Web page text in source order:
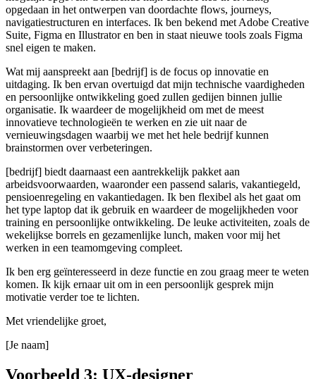
opgedaan in het ontwerpen van doordachte flows, journeys,
navigatiestructuren en interfaces. Ik ben bekend met Adobe Creative
Suite, Figma en Illustrator en ben in staat nieuwe tools zoals Figma
snel eigen te maken.
Wat mij aanspreekt aan [bedrijf] is de focus op innovatie en
uitdaging. Ik ben ervan overtuigd dat mijn technische vaardigheden
en persoonlijke ontwikkeling goed zullen gedijen binnen jullie
organisatie. Ik waardeer de mogelijkheid om met de meest
innovatieve technologieën te werken en zie uit naar de
vernieuwingsdagen waarbij we met het hele bedrijf kunnen
brainstormen over verbeteringen.
[bedrijf] biedt daarnaast een aantrekkelijk pakket aan
arbeidsvoorwaarden, waaronder een passend salaris, vakantiegeld,
pensioenregeling en vakantiedagen. Ik ben flexibel als het gaat om
het type laptop dat ik gebruik en waardeer de mogelijkheden voor
training en persoonlijke ontwikkeling. De leuke activiteiten, zoals de
wekelijkse borrels en gezamenlijke lunch, maken voor mij het
werken in een teamomgeving compleet.
Ik ben erg geïnteresseerd in deze functie en zou graag meer te weten
komen. Ik kijk ernaar uit om in een persoonlijk gesprek mijn
motivatie verder toe te lichten.
Met vriendelijke groet,
[Je naam]
Voorbeeld 3: UX-designer